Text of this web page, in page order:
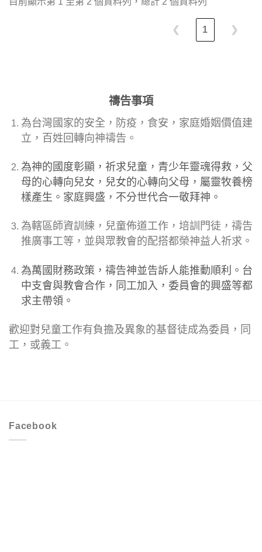
❮ 1 ❯
禱告事項
為台灣國家的安全，防疫，食安，家庭婚姻價值建
立，百姓回轉向神禱告。
為神的國度彰顯，祈求兒童，青少年靈魂得救，父
母的心轉向兒女，兒女的心轉向父母，屬靈牧養榜
樣產生。家庭興盛，不分世代合一敬拜神。
為轄區師資訓練，兒童佈道工作，培訓門徒，禱告
推廣事工等，並與眾教會的配搭都榮神益人祈求。
為萬國財務政策，禱告神並告訴人能推動順利。台
中支會與教會合作，同工加入，委員會的興盛等都
求主帶領。
歡迎對兒童工作有負擔及異象的基督徒成為委員，同
工，或義工。
Facebook